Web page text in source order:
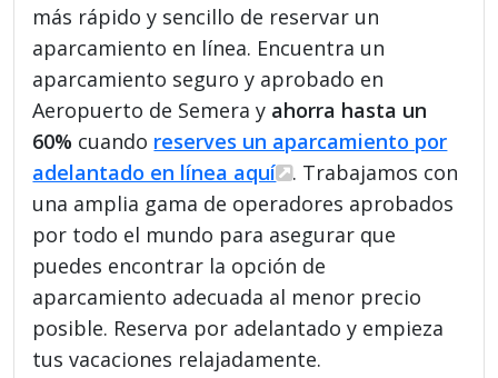
más rápido y sencillo de reservar un
aparcamiento en línea. Encuentra un
aparcamiento seguro y aprobado en
Aeropuerto de Semera y ahorra hasta un
60% cuando reserves un aparcamiento por
adelantado en línea aquí
. Trabajamos con
una amplia gama de operadores aprobados
por todo el mundo para asegurar que
puedes encontrar la opción de
aparcamiento adecuada al menor precio
posible. Reserva por adelantado y empieza
tus vacaciones relajadamente.